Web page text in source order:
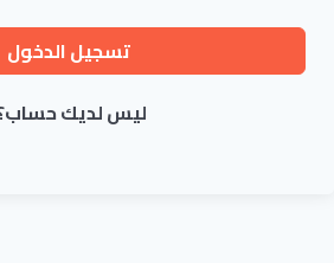
تسجيل الدخول
ليس لديك